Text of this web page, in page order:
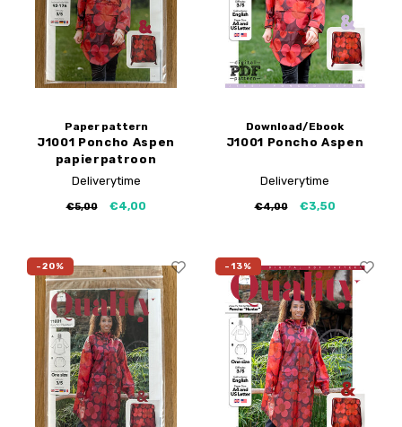
My Image tutorials
My Image rectificaties
B-Trendy rectificaties
Applicaties
Gratis naaipatronen
PDF-Printservice
Paper pattern
J1001 Poncho Aspen
papierpatroon
Deliverytime
€5,00 €4,00
Download/Ebook
J1001 Poncho Aspen
Deliverytime
€4,00 €3,50
-20% -13%